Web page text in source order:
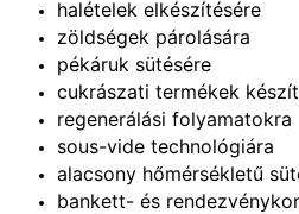
halételek elkészítésére
zöldségek párolására
pékáruk sütésére
cukrászati termékek
regenerálási folyamatokra
sous-vide technológiára
alacsony hőmérsékletű
bankett- és